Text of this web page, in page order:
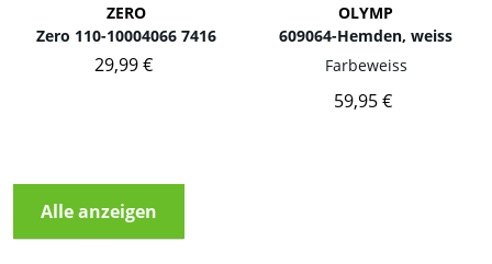
ZERO
Zero 110-10004066 7416
29,99 €
OLYMP
609064-Hemden, weiss
Farbeweiss
59,95 €
Alle anzeigen